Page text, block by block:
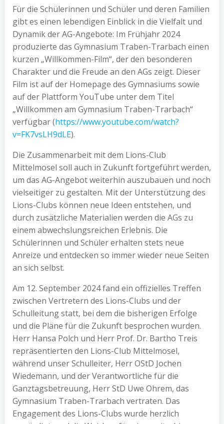
Für die Schülerinnen und Schüler und deren Familien
gibt es einen lebendigen Einblick in die Vielfalt und
Dynamik der AG-Angebote: Im Frühjahr 2024
produzierte das Gymnasium Traben-Trarbach einen
kurzen „Willkommen-Film“, der den besonderen
Charakter und die Freude an den AGs zeigt. Dieser
Film ist auf der Homepage des Gymnasiums sowie
auf der Plattform YouTube unter dem Titel
„Willkommen am Gymnasium Traben-Trarbach“
verfügbar (https://www.youtube.com/watch?
v=FK7vsLH9dLE).
Die Zusammenarbeit mit dem Lions-Club
Mittelmosel soll auch in Zukunft fortgeführt werden,
um das AG-Angebot weiterhin auszubauen und noch
vielseitiger zu gestalten. Mit der Unterstützung des
Lions-Clubs können neue Ideen entstehen, und
durch zusätzliche Materialien werden die AGs zu
einem abwechslungsreichen Erlebnis. Die
Schülerinnen und Schüler erhalten stets neue
Anreize und entdecken so immer wieder neue Seiten
an sich selbst.
Am 12. September 2024 fand ein offizielles Treffen
zwischen Vertretern des Lions-Clubs und der
Schulleitung statt, bei dem die bisherigen Erfolge
und die Pläne für die Zukunft besprochen wurden.
Herr Hansa Polch und Herr Prof. Dr. Bartho Treis
repräsentierten den Lions-Club Mittelmosel,
während unser Schulleiter, Herr OStD Jochen
Wiedemann, und der Verantwortliche für die
Ganztagsbetreuung, Herr StD Uwe Ohrem, das
Gymnasium Traben-Trarbach vertraten. Das
Engagement des Lions-Clubs wurde herzlich